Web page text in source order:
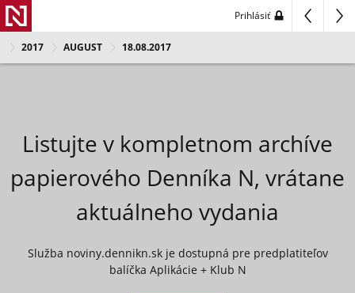
Prihlásiť
2017 AUGUST 18.08.2017
Listujte v kompletnom archíve
papierového Denníka N, vrátane
aktuálneho vydania
Služba noviny.dennikn.sk je dostupná pre predplatiteľov
balíčka Aplikácie + Klub N